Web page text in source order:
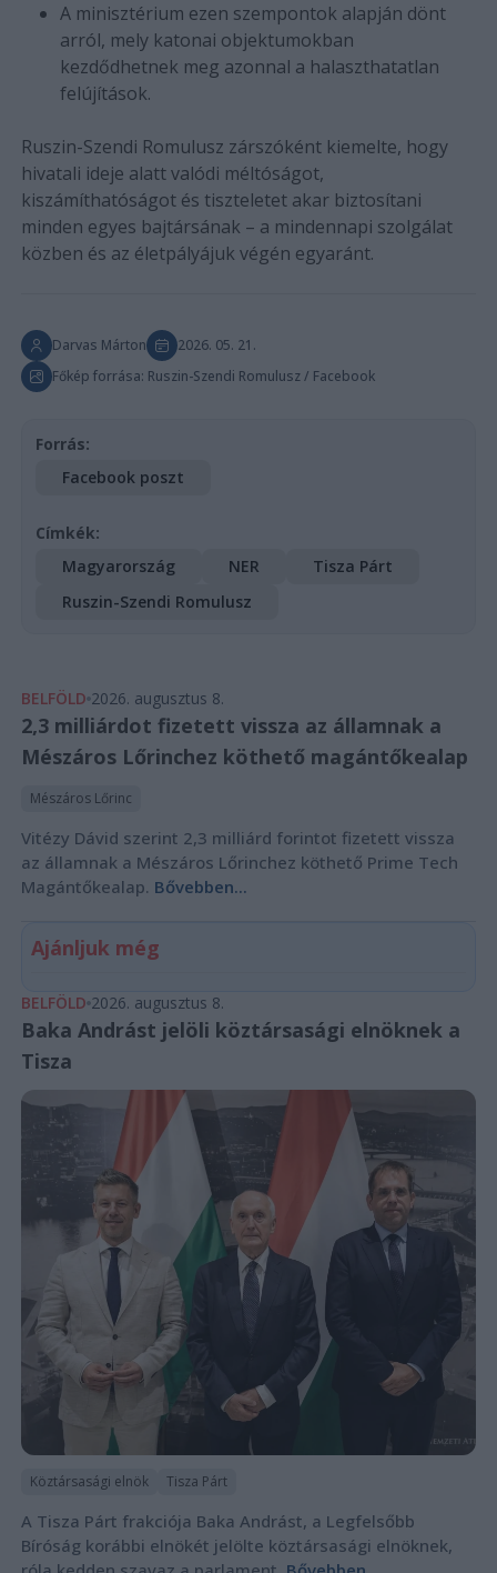
A minisztérium ezen szempontok alapján dönt
arról, mely katonai objektumokban
kezdődhetnek meg azonnal a halaszthatatlan
felújítások.
Ruszin-Szendi Romulusz zárszóként kiemelte, hogy
hivatali ideje alatt valódi méltóságot,
kiszámíthatóságot és tiszteletet akar biztosítani
minden egyes bajtársának – a mindennapi szolgálat
közben és az életpályájuk végén egyaránt.
Darvas Márton
2026. 05. 21.
Főkép forrása: Ruszin-Szendi Romulusz / Facebook
Forrás:
Facebook poszt
Címkék:
Magyarország
NER
Tisza Párt
Ruszin-Szendi Romulusz
BELFÖLD 2026. augusztus 8.
2,3 milliárdot fizetett vissza az államnak a
Mészáros Lőrinchez köthető magántőkealap
Mészáros Lőrinc
Vitézy Dávid szerint 2,3 milliárd forintot fizetett vissza
az államnak a Mészáros Lőrinchez köthető Prime Tech
Magántőkealap. Bővebben...
Ajánljuk még
BELFÖLD 2026. augusztus 8.
Baka Andrást jelöli köztársasági elnöknek a
Tisza
Köztársasági elnök Tisza Párt
A Tisza Párt frakciója Baka Andrást, a Legfelsőbb
Bíróság korábbi elnökét jelölte köztársasági elnöknek,